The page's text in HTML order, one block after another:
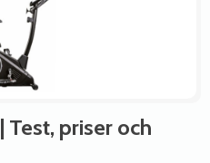
| Test, priser och